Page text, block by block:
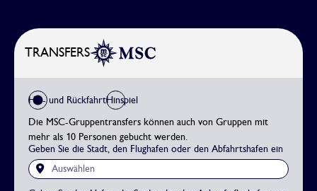
TRANSFERS
Hin- und RückfahrtHinspiel
Die MSC-Gruppentransfers können auch von Gruppen mit
mehr als 10 Personen gebucht werden.
Geben Sie die Stadt, den Flughafen oder den Abfahrtshafen ein
Auswählen